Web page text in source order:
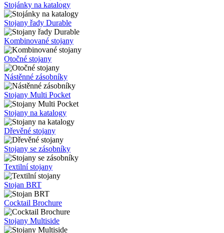
Stojánky na katalogy
Stojany řady Durable
Kombinované stojany
Otočné stojany
Nástěnné zásobníky
Stojany Multi Pocket
Stojany na katalogy
Dřevěné stojany
Stojany se zásobníky
Textilní stojany
Stojan BRT
Cocktail Brochure
Stojany Multiside